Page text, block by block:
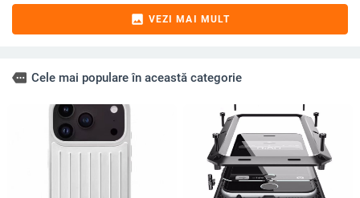
image VEZI MAI MULT
more Cele mai populare în această categorie